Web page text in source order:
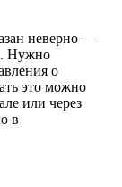
неверно —
Нужно
о
это можно
или через
в